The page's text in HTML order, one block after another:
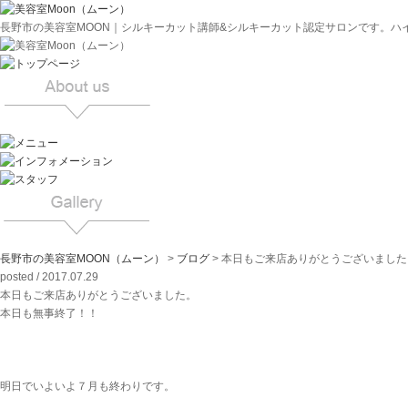
長野市の美容室MOON｜シルキーカット講師&シルキーカット認定サロンです。ハ
長野市の美容室MOON（ムーン） > ブログ> 本日もご来店ありがとうございました
posted / 2017.07.29
本日もご来店ありがとうございました。
本日も無事終了！！
明日でいよいよ７月も終わりです。